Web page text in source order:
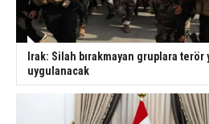
Irak: Silah bırakmayan gruplara terör
uygulanacak